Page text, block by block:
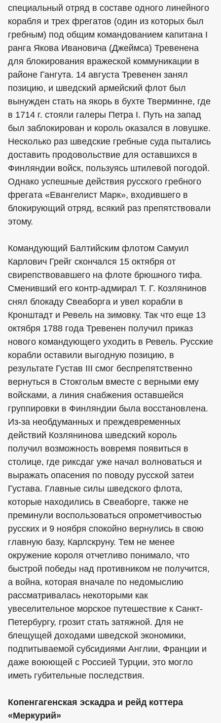
специальный отряд в составе одного линейного
корабля и трех фрегатов (один из которых был
гребным) под общим командованием капитана I
ранга Якова Ивановича (Джеймса) Тревенена
для блокирования вражеской коммуникации в
районе Гангута. 14 августа Тревенен занял
позицию, и шведский армейский флот был
вынужден стать на якорь в бухте Тверминне, где
в 1714 г. стояли галеры Петра I. Путь на запад
был заблокирован и король оказался в ловушке.
Несколько раз шведские гребные суда пытались
доставить продовольствие для оставшихся в
Финляндии войск, пользуясь штилевой погодой.
Однако успешные действия русского гребного
фрегата «Евангелист Марк», входившего в
блокирующий отряд, всякий раз препятствовали
этому.
Командующий Балтийским флотом Самуил
Карлович Грейг скончался 15 октября от
свирепствовавшего на флоте брюшного тифа.
Сменивший его контр-адмирал Т. Г. Козлянинов
снял блокаду Свеаборга и увел корабли в
Кронштадт и Ревель на зимовку. Так что еще 13
октября 1788 года Тревенен получил приказ
нового командующего уходить в Ревель. Русские
корабли оставили выгодную позицию, в
результате Густав III смог беспрепятственно
вернуться в Стокгольм вместе с верными ему
войсками, а линия снабжения оставшейся
группировки в Финляндии была восстановлена.
Из-за необдуманных и преждевременных
действий Козлянинова шведский король
получил возможность вовремя появиться в
столице, где риксдаг уже начал волноваться и
выражать опасения по поводу русской затеи
Густава. Главные силы шведского флота,
которые находились в Свеаборге, также не
преминули воспользоваться опрометчивостью
русских и 9 ноября спокойно вернулись в свою
главную базу, Карлскруну. Тем не менее
окружение короля отчетливо понимало, что
быстрой победы над противником не получится,
а война, которая вначале по недомыслию
рассматривалась некоторыми как
увеселительное морское путешествие к Санкт-
Петербургу, грозит стать затяжной. Для не
блещущей доходами шведской экономики,
подпитываемой субсидиями Англии, Франции и
даже воюющей с Россией Турции, это могло
иметь губительные последствия.
Копенгагенская эскадра и рейд коттера
«Меркурий»